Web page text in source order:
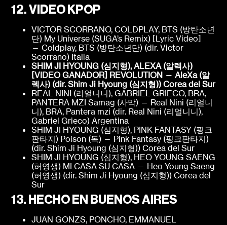
12. VIDEO KPOP
VICTOR SCORRANO, COLDPLAY, BTS (방탄소년
단) My Universe (SUGA’s Remix) [Lyric Video]
— Coldplay, BTS (방탄소년단) (dir. Victor
Scorrano) Italia
SHIM JI HYOUNG (심지형), ALEXA (알렉사)
[VIDEO GANADOR] REVOLUTION — AleXa (알
렉사) (dir. Shim Ji Hyoung (심지형)) Corea del Sur
REAL NINI (리얼니니), GABRIEL GRIECO, BRA,
PANTERA MZI Samag (사막) — Real Nini (리얼니
니), BRA, Pantera mzi (dir. Real Nini (리얼니니),
Gabriel Grieco) Argentina
SHIM JI HYOUNG (심지형), PINK FANTASY (핑크
판타지) Poison (독) — Pink Fantasy (핑크판타지)
(dir. Shim Ji Hyoung (심지형)) Corea del Sur
SHIM JI HYOUNG (심지형), HEO YOUNG SAENG
(허영생) MI CASA SU CASA — Heo Young Saeng
(허영생) (dir. Shim Ji Hyoung (심지형)) Corea del
Sur
13. HECHO EN BUENOS AIRES
JUAN GONZS, PONCHO, EMMANUEL